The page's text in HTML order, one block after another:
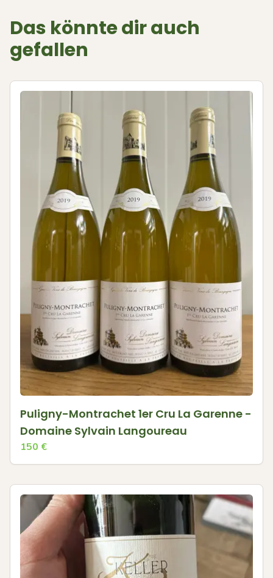
Das könnte dir auch
gefallen
Puligny-Montrachet 1er Cru La Garenne -
Domaine Sylvain Langoureau
150 €